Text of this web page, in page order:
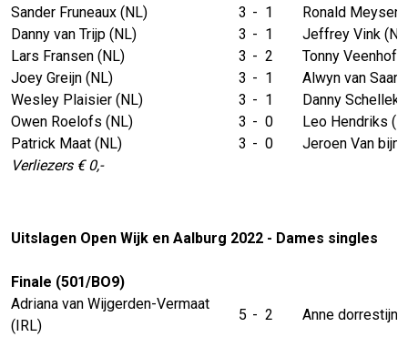
Sander Fruneaux (NL)
3 - 1
Ronald Meysen
Danny van Trijp (NL)
3 - 1
Jeffrey Vink
Lars Fransen (NL)
3 - 2
Tonny Veenhof
Joey Greijn (NL)
3 - 1
Alwyn van
Wesley Plaisier (NL)
3 - 1
Danny
Owen Roelofs (NL)
3 - 0
Leo Hendriks
Patrick Maat (NL)
3 - 0
Jeroen Van
Verliezers € 0,-
Uitslagen Open Wijk en Aalburg 2022 - Dames singles
Finale (501/BO9)
Adriana van Wijgerden-Vermaat
(IRL)
5 - 2
Anne dorrestijn